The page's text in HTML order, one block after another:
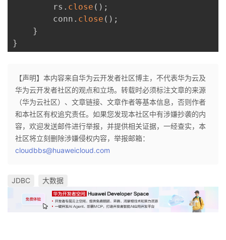
        rs
. close ( ) ;
        conn
. close ( ) ;
}
}
【声明】本内容来自华为云开发者社区博主，不代表华为云及
华为云开发者社区的观点和立场。转载时必须标注文章的来源
（华为云社区）、文章链接、文章作者等基本信息，否则作者
和本社区有权追究责任。如果您发现本社区中有涉嫌抄袭的内
容，欢迎发送邮件进行举报，并提供相关证据，一经查实，本
社区将立刻删除涉嫌侵权内容，举报邮箱：
cloudbbs@huaweicloud.com
JDBC 大数据